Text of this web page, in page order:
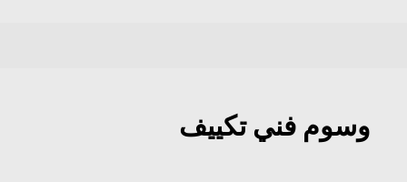
وسوم فني تكييف